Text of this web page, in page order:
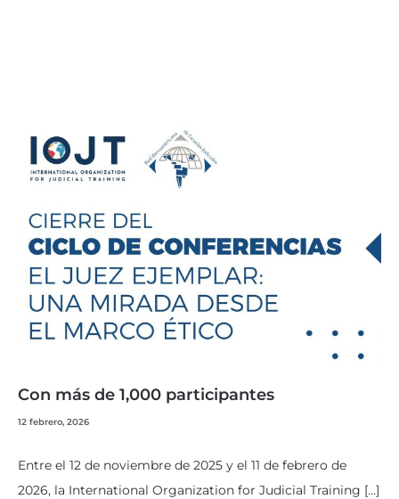
Con más de 1,000 participantes
12 febrero, 2026
Entre el 12 de noviembre de 2025 y el 11 de febrero de
2026, la International Organization for Judicial Training […]